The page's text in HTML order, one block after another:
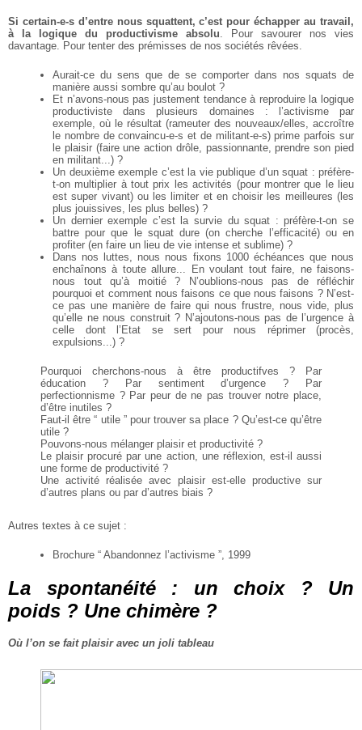
Si certain-e-s d’entre nous squattent, c’est pour échapper au travail,
à la logique du productivisme absolu. Pour savourer nos vies
davantage. Pour tenter des prémisses de nos sociétés rêvées.
Aurait-ce du sens que de se comporter dans nos squats de
manière aussi sombre qu’au boulot ?
Et n’avons-nous pas justement tendance à reproduire la logique
productiviste dans plusieurs domaines : l’activisme par
exemple, où le résultat (rameuter des nouveaux/elles, accroître
le nombre de convaincu-e-s et de militant-e-s) prime parfois sur
le plaisir (faire une action drôle, passionnante, prendre son pied
en militant...) ?
Un deuxième exemple c’est la vie publique d’un squat : préfère-
t-on multiplier à tout prix les activités (pour montrer que le lieu
est super vivant) ou les limiter et en choisir les meilleures (les
plus jouissives, les plus belles) ?
Un dernier exemple c’est la survie du squat : préfère-t-on se
battre pour que le squat dure (on cherche l’efficacité) ou en
profiter (en faire un lieu de vie intense et sublime) ?
Dans nos luttes, nous nous fixons 1000 échéances que nous
enchaînons à toute allure... Envoulant tout faire, ne faisons-
nous tout qu’à moitié ? N’oublions-nous pas de réfléchir
pourquoi et comment nous faisons ce que nous faisons ? N’est-
ce pas une manière de faire qui nous frustre, nous vide, plus
qu’elle ne nous construit ? N’ajoutons-nous pas de l’urgence à
celle dontl’Etat se sert pour nous réprimer (procès,
expulsions...) ?
Pourquoi cherchons-nous à être productifves ? Par
éducation ? Par sentiment d’urgence ? Par
perfectionnisme ? Par peur de ne pas trouver notre place,
d’être inutiles ?
Faut-il être “ utile ” pour trouver sa place ? Qu’est-ce qu’être
utile ?
Pouvons-nous mélanger plaisir et productivité ?
Le plaisir procuré par une action, une réflexion, est-il aussi
une forme de productivité ?
Une activité réalisée avec plaisir est-elle productive sur
d’autres plans ou par d’autres biais ?
Autres textes à ce sujet :
Brochure “ Abandonnez l’activisme ”, 1999
La spontanéité : un choix ? Un
poids ? Une chimère ?
Où l’on se fait plaisir avec un joli tableau